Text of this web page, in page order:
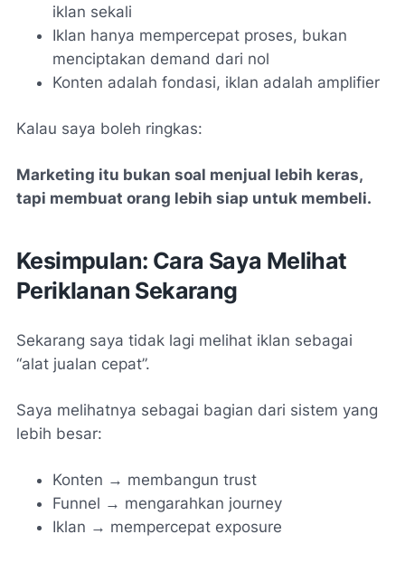
iklan sekali
Iklan hanya mempercepat proses, bukan
menciptakan demand dari nol
Konten adalah fondasi, iklan adalah amplifier
Kalau saya boleh ringkas:
Marketing itu bukan soal menjual lebih keras,
tapi membuat orang lebih siap untuk membeli.
Kesimpulan: Cara Saya Melihat
Periklanan Sekarang
Sekarang saya tidak lagi melihat iklan sebagai
“alat jualan cepat”.
Saya melihatnya sebagai bagian dari sistem yang
lebih besar:
Konten → membangun trust
Funnel → mengarahkan journey
Iklan → mempercepat exposure